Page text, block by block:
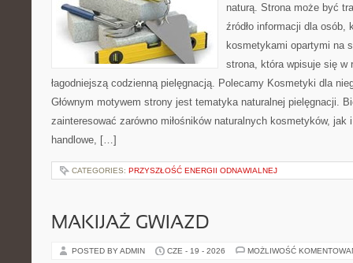
naturą. Strona może być
źródło informacji dla osób,
kosmetykami opartymi na
strona, która wpisuje się w
łagodniejszą codzienną pielęgnacją. Polecamy Kosmetyki dla
Głównym motywem strony jest tematyka naturalnej pielęgnacji.
zainteresować zarówno miłośników naturalnych kosmetyków, jak
handlowe, […]
CATEGORIES: PRZYSZŁOŚĆ ENERGII ODNAWIALNEJ
MAKIJAŻ GWIAZD
POSTED BY ADMIN CZE - 19 - 2026 MOŻLIWOŚĆ